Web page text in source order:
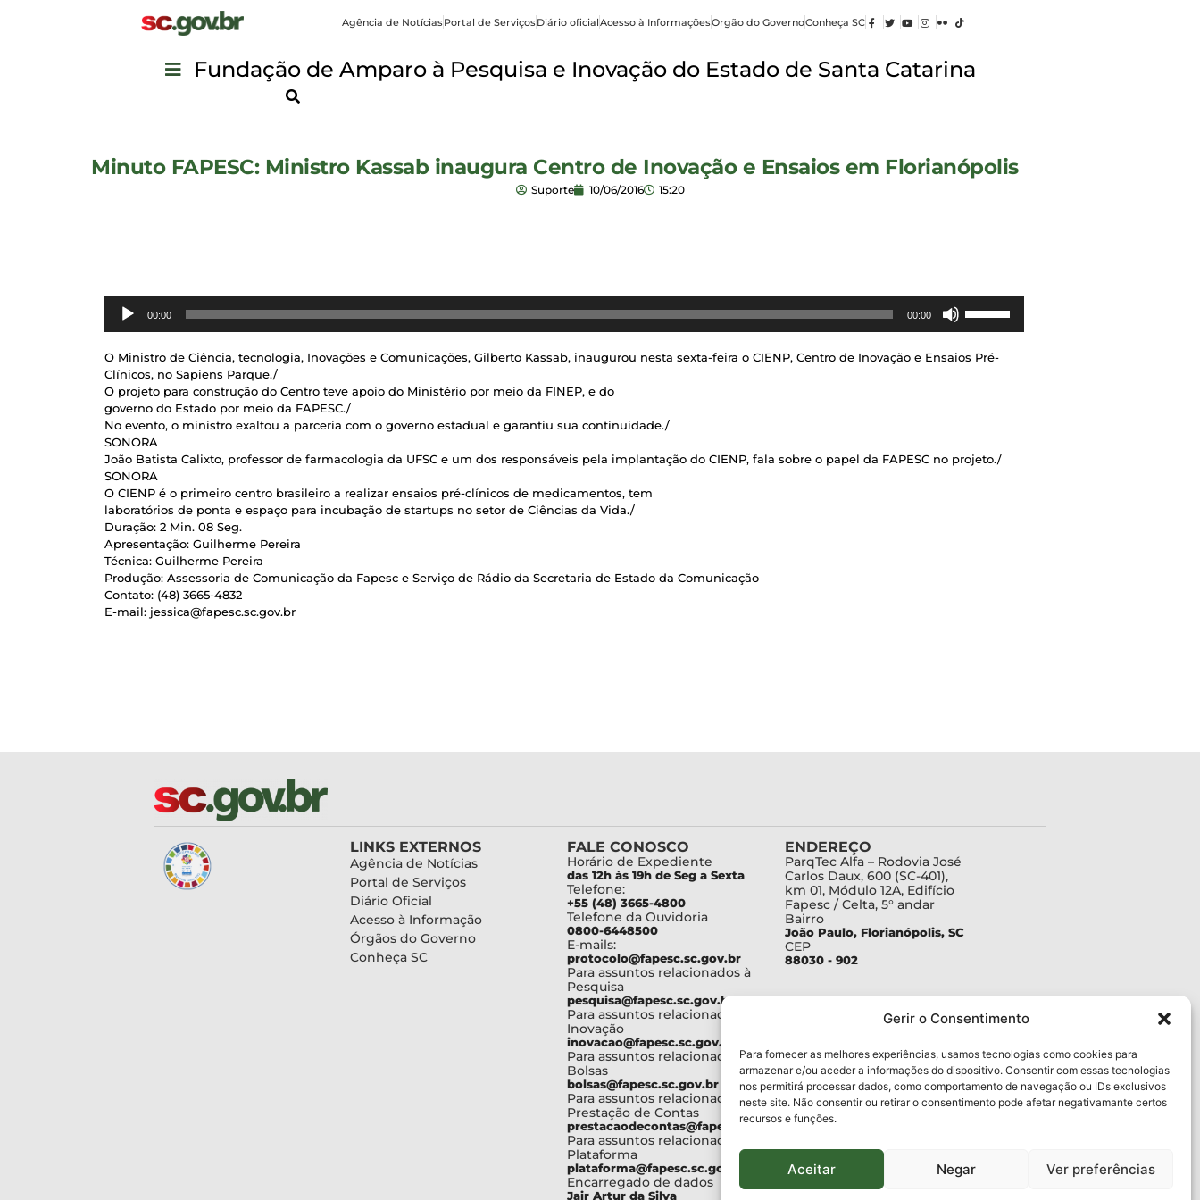
Gerir o Consentimento
Para fornecer as melhores experiências, usamos tecnologias como cookies para
armazenar e/ou aceder a informações do dispositivo. Consentir com essas tecnologias
nos permitirá processar dados, como comportamento de navegação ou IDs exclusivos
neste site. Não consentir ou retirar o consentimento pode afetar negativamante certos
recursos e funções.
Aceitar Negar Ver preferências
Agência de NotíciasPortal de ServiçosDiário oficialAcesso à InformaçõesOrgão do GovernoConheça SC
Fundação de Amparo à Pesquisa e Inovação do Estado de Santa Catarina
Minuto FAPESC: Ministro Kassab inaugura Centro de Inovação e Ensaios em Florianópolis
Suporte 10/06/2016 15:20
Reprodutor
00:00 00:00
as
cima/baixo
volume.
O Ministro de Ciência, tecnologia, Inovações e Comunicações, Gilberto Kassab, inaugurou nesta sexta-feira o CIENP, Centro de Inovação e Ensaios Pré-
Clínicos, no Sapiens Parque./
O projeto para construção do Centro teve apoio do Ministério por meio da FINEP, e do
governo do Estado por meio da FAPESC./
No evento, o ministro exaltou a parceria com o governo estadual e garantiu sua continuidade./
SONORA
João Batista Calixto, professor de farmacologia da UFSC e um dos responsáveis pela implantação do CIENP, fala sobre o papel da FAPESC no projeto./
SONORA
O CIENP é o primeiro centro brasileiro a realizar ensaios pré-clínicos de medicamentos, tem
laboratórios de ponta e espaço para incubação de startups no setor de Ciências da Vida./
Duração: 2 Min. 08 Seg.
Apresentação: Guilherme Pereira
Técnica: Guilherme Pereira
Produção: Assessoria de Comunicação da Fapesc e Serviço de Rádio da Secretaria de Estado da Comunicação
Contato: (48) 3665-4832
E-mail: jessica@fapesc.sc.gov.br
LINKS EXTERNOS
Agência de Notícias
Portal de Serviços
Diário Oficial
Acesso à Informação
Órgãos do Governo
Conheça SC
FALE CONOSCO
Horário de Expediente
das 12h às 19h de Seg a Sexta
Telefone:
+55 (48) 3665-4800
Telefone da Ouvidoria
0800-6448500
E-mails:
protocolo@fapesc.sc.gov.br
Para assuntos relacionados à
Pesquisa
pesquisa@fapesc.sc.gov.br
Para assuntos relacionados à
Inovação
inovacao@fapesc.sc.gov.br
Para assuntos relacionados à
Bolsas
bolsas@fapesc.sc.gov.br
Para assuntos relacionados à
Prestação de Contas
prestacaodecontas@fapesc.sc.gov.br
Para assuntos relacionados à
Plataforma
plataforma@fapesc.sc.gov.br
Encarregado de dados
Jair Artur da Silva
ENDEREÇO
ParqTec Alfa – Rodovia José
Carlos Daux, 600 (SC-401),
km 01, Módulo 12A, Edifício
Fapesc / Celta, 5° andar
Bairro
João Paulo, Florianópolis, SC
CEP
88030 - 902